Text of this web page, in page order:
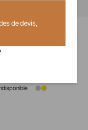
Mealplak
de devis,